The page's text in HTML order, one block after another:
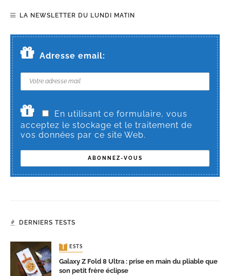
LA NEWSLETTER DU LUNDI MATIN
Adresse email:
En utilisant ce formulaire, vous
acceptez le stockage et le traitement de
vos données par ce site Web.
DERNIERS TESTS
TESTS
Galaxy Z Fold 8 Ultra : prise en main du pliable que
son petit frère éclipse